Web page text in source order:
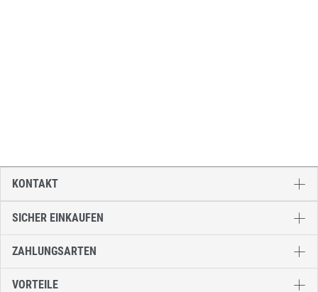
SICHER EINKAUFEN
ZAHLUNGSARTEN
VORTEILE
KONTAKT